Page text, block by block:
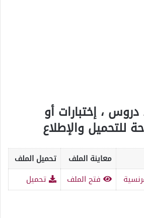
دروس ، إختبارات أو
للتحميل والإطلاع
معاينة الملف
تحميل الملف
فتح الملف تحميل